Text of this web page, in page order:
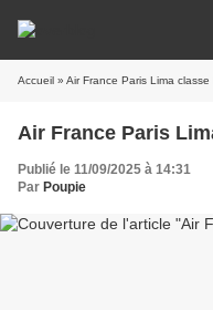
Accueil » Air France Paris Lima classe
Air France Paris
Publié le 11/09/2025 à 14:31
Par Poupie